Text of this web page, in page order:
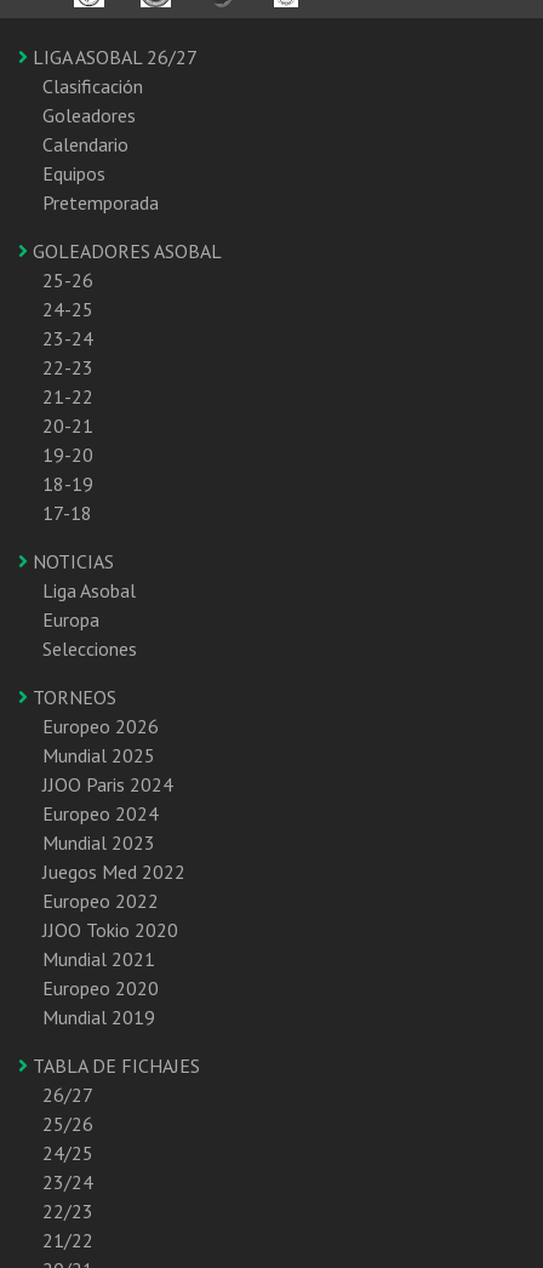
LIGA ASOBAL 26/27
Clasificación
Goleadores
Calendario
Equipos
Pretemporada
GOLEADORES ASOBAL
25-26
24-25
23-24
22-23
21-22
20-21
19-20
18-19
17-18
NOTICIAS
Liga Asobal
Europa
Selecciones
TORNEOS
Europeo 2026
Mundial 2025
JJOO Paris 2024
Europeo 2024
Mundial 2023
Juegos Med 2022
Europeo 2022
JJOO Tokio 2020
Mundial 2021
Europeo 2020
Mundial 2019
TABLA DE FICHAJES
26/27
25/26
24/25
23/24
22/23
21/22